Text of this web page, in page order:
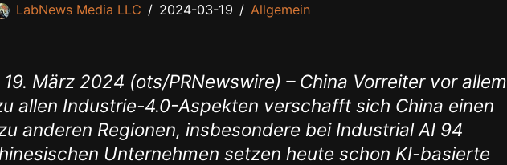
LabNews Media LLC 2024-03-19 Allgemein
März 2024 (ots/PRNewswire) – China Vorreiter vor allem
allen Industrie-4.0-Aspekten verschafft sich China einen
anderen Regionen, insbesondere bei Industrial AI 94
Unternehmen setzen heute schon KI-basierte